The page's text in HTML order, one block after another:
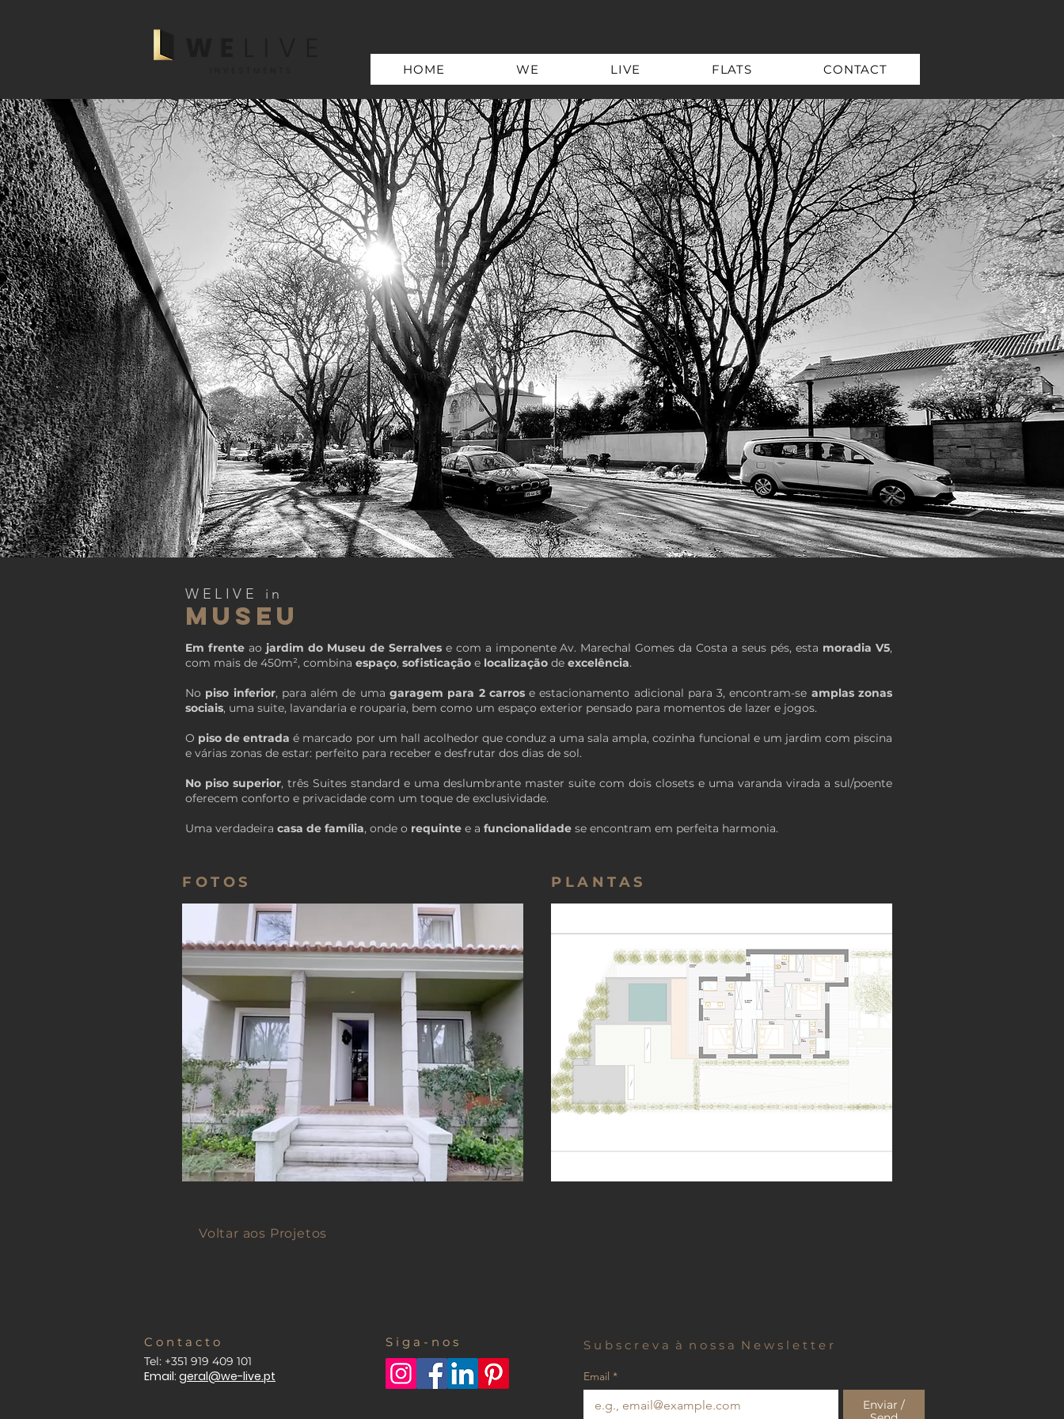
HOME WE LIVE FLATS CONTACT
WELIVE in
MUSEU
Em frenteao jardim do Museu de Serralvese com a imponente Av. Marechal Gomes da Costa a seus pés, esta moradia V5,
com mais de 450m², combina espaço, sofisticação e localização de excelência.
No piso inferior, para além de uma garagem para 2 carrose estacionamento adicional para 3, encontram-se amplas zonas
sociais, uma suite, lavandaria e rouparia, bem como um espaço exterior pensado para momentos de lazer e jogos.
O piso de entrada é marcado por um hall acolhedor que conduz a uma sala ampla, cozinha funcional e um jardim com piscina
e várias zonas de estar: perfeito para receber e desfrutar dos dias de sol.
No piso superior, três Suites standard e uma deslumbrante master suite com dois closets e uma varanda virada a sul/poente
oferecem conforto e privacidade com um toque de exclusividade.
Uma verdadeira casa de família, onde o requinte e a funcionalidade se encontram em perfeita harmonia.
FOTOS
Voltar aos Projetos
PLANTAS
C o n t a c t o
Tel: +351 919 409 101
Email: geral@we-live.pt
S i g a - n o s
Email *
Enviar /